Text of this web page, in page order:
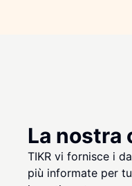
La nostra
TIKR vi fornisce i
più informate per